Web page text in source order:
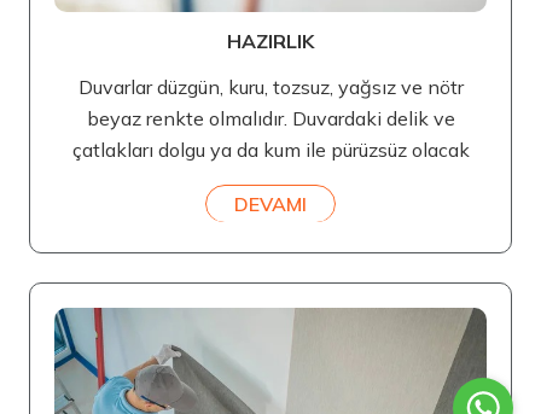
HAZIRLIK
Duvarlar düzgün, kuru, tozsuz, yağsız ve nötr
beyaz renkte olmalıdır. Duvardaki delik ve
çatlakları dolgu ya da kum ile pürüzsüz olacak
DEVAMI